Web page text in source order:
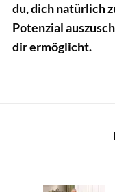
du, dich natürlich
Potenzial
dir ermöglicht.